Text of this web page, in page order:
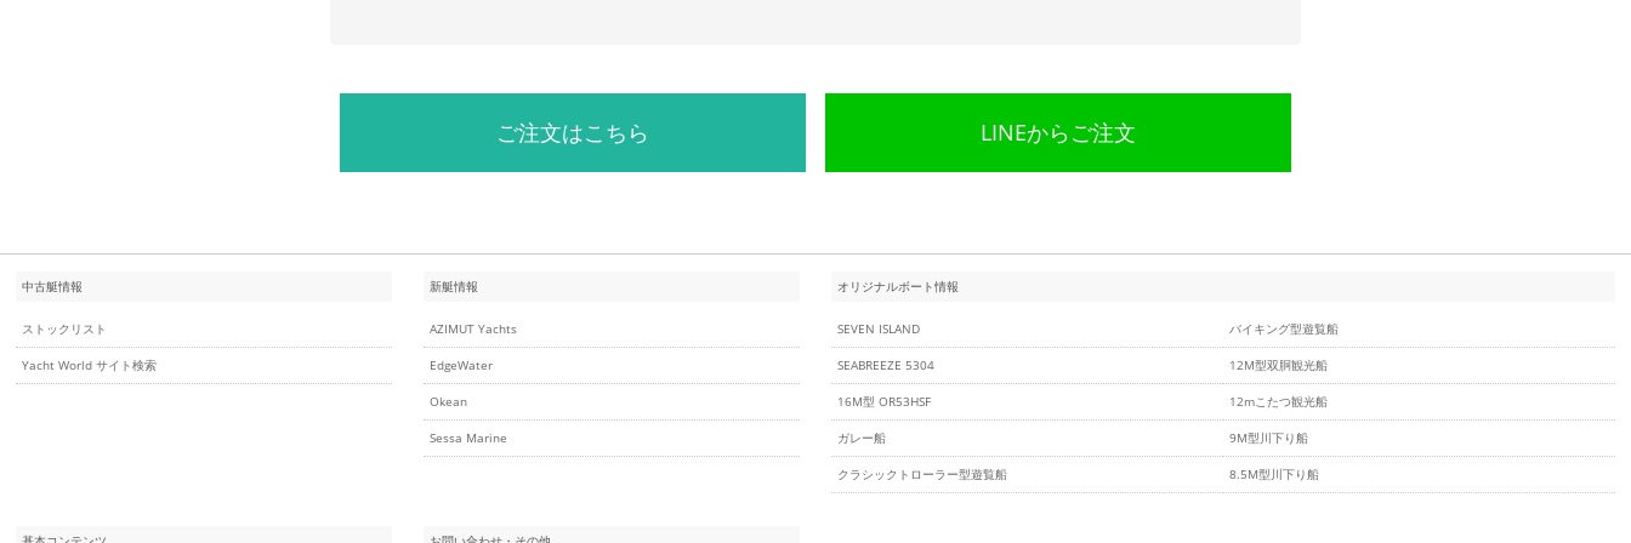
ご注文はこちら LINEからご注文
中古艇情報
ストックリスト
Yacht World サイト検索
新艇情報
AZIMUT Yachts
EdgeWater
Okean
Sessa Marine
オリジナルボート情報
SEVEN ISLAND
SEABREEZE 5304
16M型 OR53HSF
ガレー船
クラシックトローラー型遊覧船
バイキング型遊覧船
12M型双胴観光船
12mこたつ観光船
9M型川下り船
8.5M型川下り船